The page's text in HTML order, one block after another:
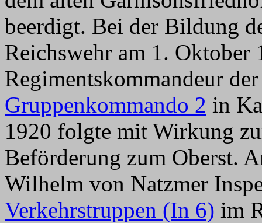
beerdigt. Bei der Bildung
Reichswehr am 1. Oktober
Regimentskommandeur
Gruppenkommando 2 in
1920 folgte mit Wirkung
Beförderung zum Oberst.
Wilhelm von Natzmer
Verkehrstruppen (In 6) im